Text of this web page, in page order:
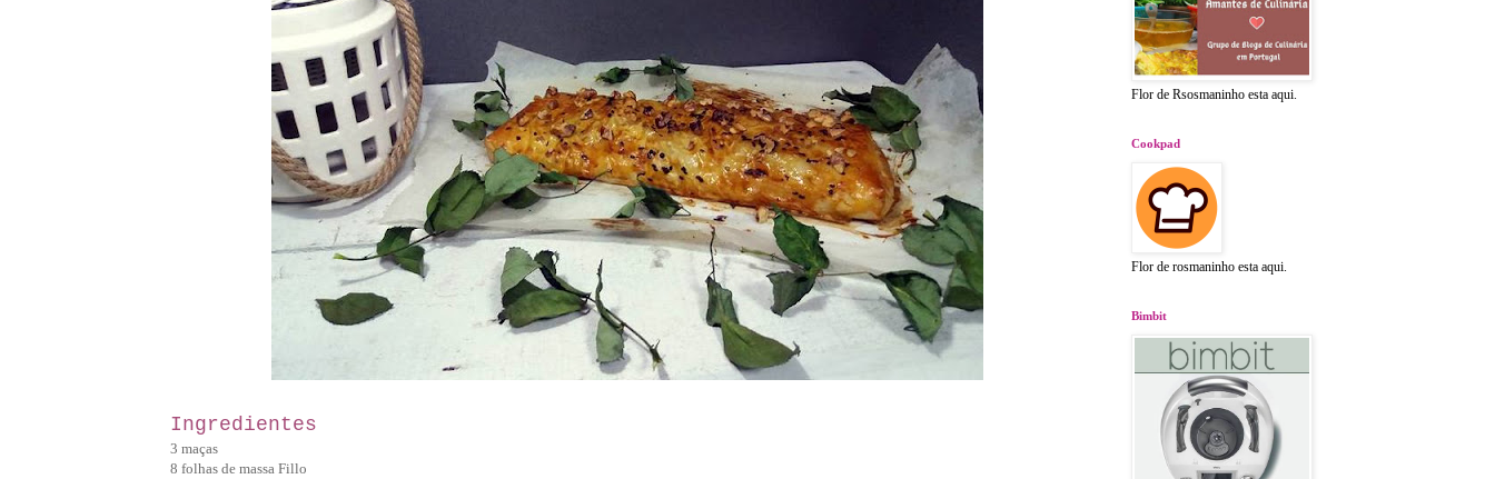
Ingredientes
3 maças
8 folhas de massa Fillo
Flor de Rsosmaninho esta aqui.
Cookpad
Flor de rosmaninho esta aqui.
Bimbit